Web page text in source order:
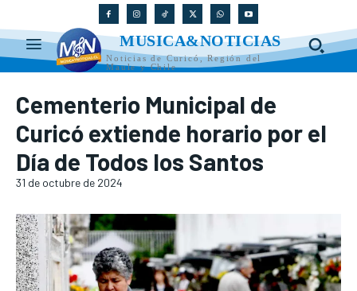
MUSICA&NOTICIAS
Noticias de Curicó, Región del
Maule y Chile
Cementerio Municipal de
Curicó extiende horario por el
Día de Todos los Santos
31 de octubre de 2024